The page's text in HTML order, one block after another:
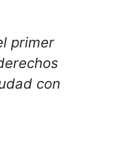
primer
con